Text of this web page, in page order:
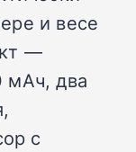
и весе
—
мАч, два
с